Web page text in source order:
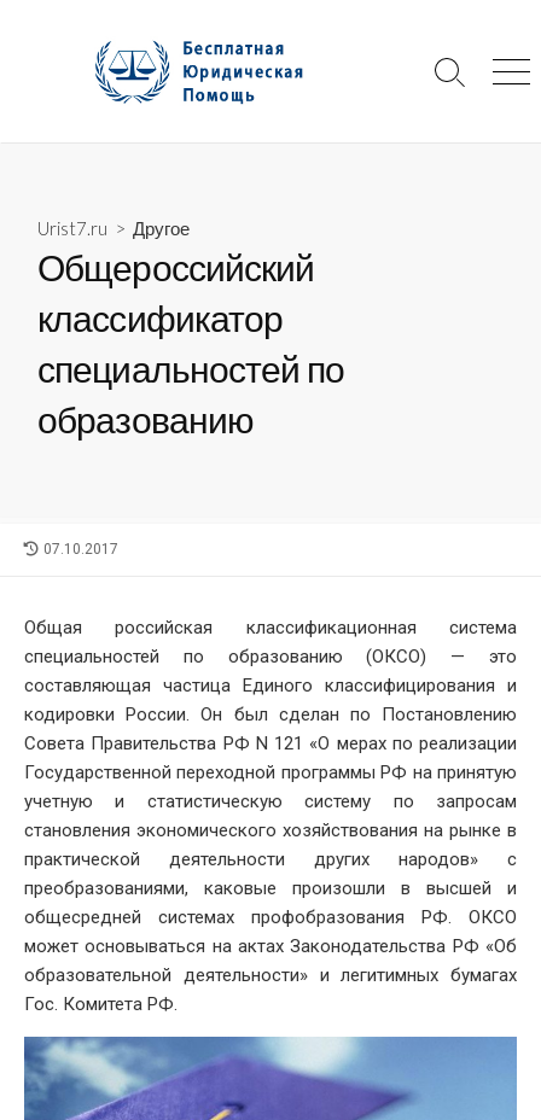
Search
Urist7.ru > Другое
Общероссийский
классификатор
специальностей по
образованию
LAST
07.10.2017
Общая российская классификационная система
специальностей по образованию (ОКСО) — это
составляющая частица Единого классифицирования и
кодировки России. Он был сделан по Постановлению
Совета Правительства РФ N 121 «О мерах по реализации
Государственной переходной программы РФ на принятую
учетную и статистическую систему по запросам
становления экономического хозяйствования на рынке в
практической деятельности других народов» с
преобразованиями, каковые произошли в высшей и
общесредней системах профобразования РФ. ОКСО
может основываться на актах Законодательства РФ «Об
образовательной деятельности» и легитимных бумагах
Гос. Комитета РФ.